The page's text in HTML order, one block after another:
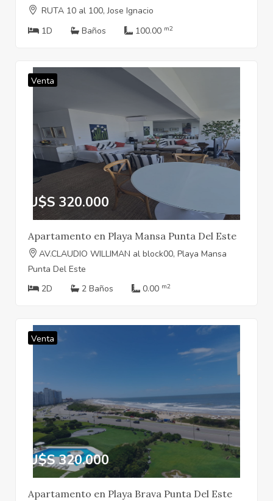
RUTA 10 al 100, Jose Ignacio
1D
Baños 100.00 m2
Venta
U$S 320.000
Apartamento en Playa Mansa Punta Del Este
AV.CLAUDIO WILLIMAN al block00, Playa Mansa
Punta Del Este
2D
2 Baños 0.00 m2
Venta
U$S 320.000
Apartamento en Playa Brava Punta Del Este